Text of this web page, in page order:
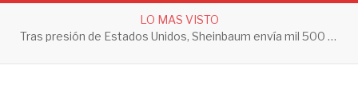
LO MAS VISTO
Tras presión de Estados Unidos, Sheinbaum envía mil 500 soldados a Michoacán